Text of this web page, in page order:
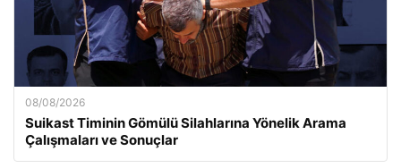
08/08/2026
Suikast Timinin Gömülü Silahlarına Yönelik Arama
Çalışmaları ve Sonuçlar